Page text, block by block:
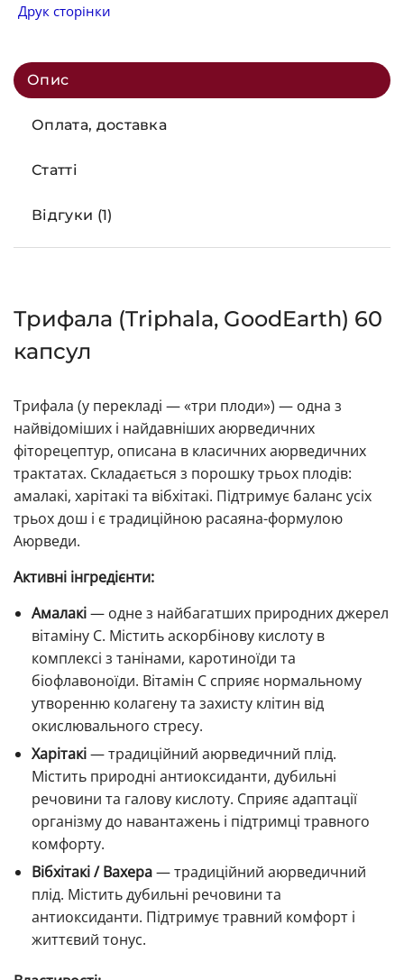
Друк сторінки
Опис
Оплата, доставка
Статті
Відгуки (1)
Трифала (Triphala, GoodEarth) 60
капсул
Трифала (у перекладі — «три плоди») — одна з
найвідоміших і найдавніших аюрведичних
фіторецептур, описана в класичних аюрведичних
трактатах. Складається з порошку трьох плодів:
амалакі, харітакі та вібхітакі. Підтримує баланс усіх
трьох дош і є традиційною расаяна-формулою
Аюрведи.
Активні інгредієнти:
Амалакі— одне з найбагатших природних джерел
вітаміну C. Містить аскорбінову кислоту в
комплексі з танінами, каротиноїди та
біофлавоноїди. Вітамін C сприяє нормальному
утворенню колагену та захисту клітин від
окислювального стресу.
Харітакі— традиційний аюрведичний плід.
Містить природні антиоксиданти, дубильні
речовини та галову кислоту. Сприяє адаптації
організму до навантажень і підтримці травного
комфорту.
Вібхітакі / Вахера— традиційний аюрведичний
плід. Містить дубильні речовини та
антиоксиданти. Підтримує травний комфорт і
життєвий тонус.